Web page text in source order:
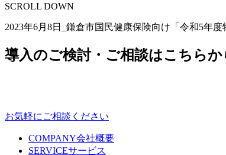
SCROLL DOWN
2023年6月8日_鎌倉市国民健康保険向け「令和5年
導入のご検討・ご相談はこちらか
お気軽にご相談ください
COMPANY会社概要
SERVICEサービス